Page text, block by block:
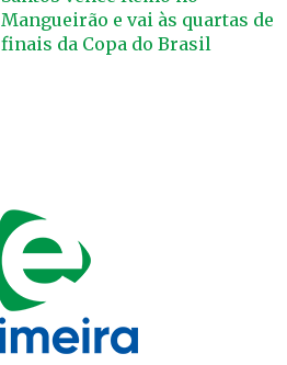
Mangueirão e vai às quartas de
finais da Copa do Brasil